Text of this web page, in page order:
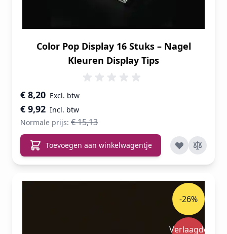
Color Pop Display 16 Stuks – Nagel
Kleuren Display Tips
Speciale prijs
€ 9,92
€ 8,20
Normale prijs: € 15,13
Toevoegen aan winkelwagentje
-26%
Verlaagde